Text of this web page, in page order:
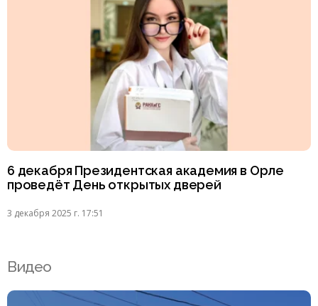
6 декабря Президентская академия в Орле
проведёт День открытых дверей
3 декабря 2025 г. 17:51
Видео